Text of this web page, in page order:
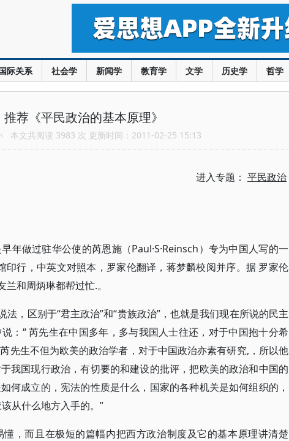
际关系 社会学 新闻学 教育学 文学 历史学 哲学
推荐《平民政治的基本原理》
本文共阅读 3983 次 更新时间：2011-02-25 15:13
进入专题： 平民政治
年做过驻华公使的芮恩施（Paul·S·Reinsch）专为中国人写的一
印行，中英文对照本，罗家伦翻译，蒋梦麟校阅并序。据 罗家伦
和周炳琳都帮过忙.。
法，区别于“君主政治”和“贵族政治”，也就是我们现在所说的民主
：“ 芮先生在中国多年，多与我国人士往还，对于中国抱十分希
先生不但为欧美的政治学者，对于中国政治亦素有研究,，所以他
我国现行政治，有切要的和建设的批评，把欧美的政治和中国的
何成立的，宪法的性质是什么，国家的各种机关是如何组织的，
从什么地方入手的。”
，而且在极短的篇幅内把西方政治制度及它的基本原理讲清楚